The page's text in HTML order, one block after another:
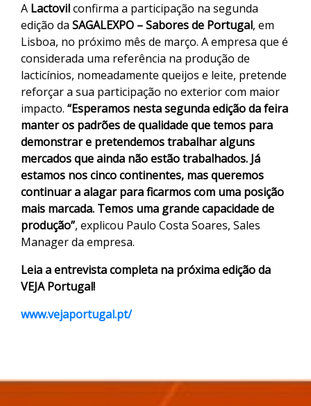
A Lactovilconfirma a participação na segunda
edição da SAGALEXPO – Sabores de Portugal, em
Lisboa, no próximo mês de março. A empresa que é
considerada uma referência na produção de
lacticínios, nomeadamente queijos e leite, pretende
reforçar a sua participação no exterior com maior
impacto. “Esperamos nesta segunda edição da feira
manter os padrões de qualidade que temos para
demonstrar e pretendemos trabalhar alguns
mercados que ainda não estão trabalhados. Já
estamos nos cinco continentes, mas queremos
continuar a alagar para ficarmos com uma posição
mais marcada. Temos uma grande capacidade de
produção”, explicou Paulo Costa Soares, Sales
Manager da empresa.
Leia a entrevista completa na próxima edição da
VEJA Portugal!
www.vejaportugal.pt/